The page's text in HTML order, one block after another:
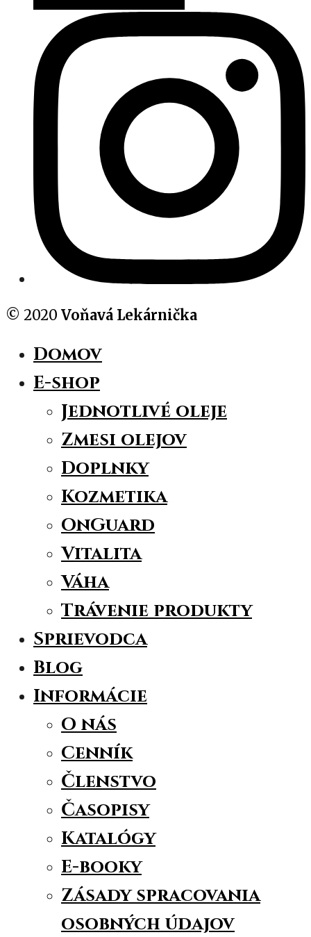
© 2020 Voňavá Lekárnička
Domov
E-shop
Jednotlivé oleje
Zmesi olejov
Doplnky
Kozmetika
OnGuard
Vitalita
Váha
Trávenie produkty
Sprievodca
Blog
Informácie
O nás
Cenník
Členstvo
Časopisy
Katalógy
E-booky
Zásady spracovania
osobných údajov